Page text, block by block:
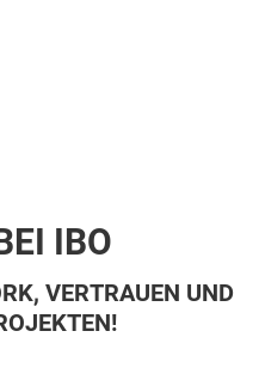
IBO
VERTRAUEN UND